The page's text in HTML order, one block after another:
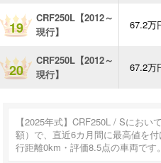
19
CRF250L【2012～
現行】
67.2万
20
CRF250L【2012～
現行】
67.2万
【2025年式】CRF250L / Sにお
額）で、直近6カ月間に最高値を
行距離0km・評価8.5点の車両です。